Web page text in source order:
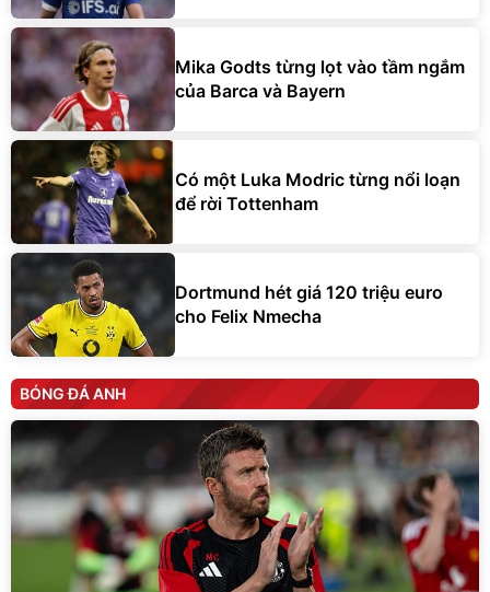
Mika Godts từng lọt vào tầm ngắm
của Barca và Bayern
Có một Luka Modric từng nổi loạn
để rời Tottenham
Dortmund hét giá 120 triệu euro
cho Felix Nmecha
BÓNG ĐÁ ANH